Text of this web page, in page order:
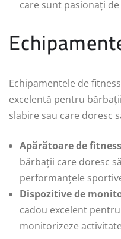
care sunt pasionați
Echipamentele de
excelentă pentru
slabire sau care doresc
Apărătoare de fitness
bărbații care doresc
performanțele
Dispozitive de
cadou excelent
monitorizeze